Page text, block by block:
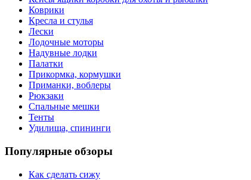
Коврики
Кресла и стулья
Лески
Лодочные моторы
Надувные лодки
Палатки
Прикормка, кормушки
Приманки, воблеры
Рюкзаки
Спальные мешки
Тенты
Удилища, спининги
Популярные обзоры
Как сделать сижу